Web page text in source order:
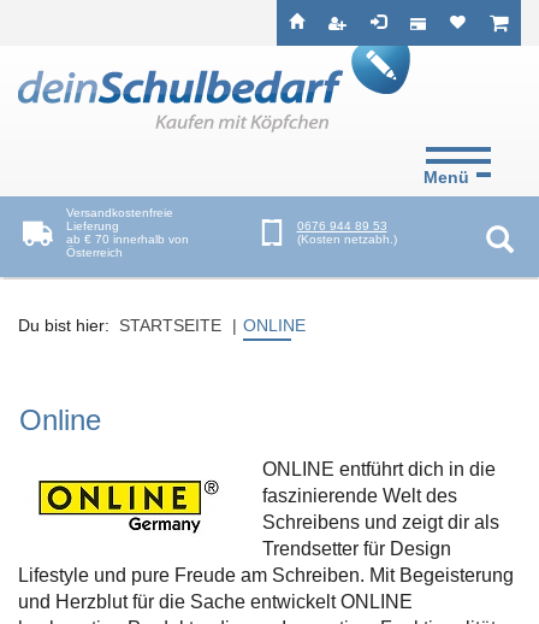
ist leerist
Menü
Versandkostenfreie
Lieferung
ab € 70 innerhalb von
Österreich
0676 944 89 53
(Kosten netzabh.)
Du bist hier: STARTSEITE ONLINE
Online
ONLINE entführt dich in die
faszinierende Welt des
Schreibens und zeigt dir als
Trendsetter für Design
Lifestyle und pure Freude am Schreiben. Mit Begeisterung
und Herzblut für die Sache entwickelt ONLINE